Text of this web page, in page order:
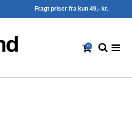
priser fra kun 49,- kr.
0